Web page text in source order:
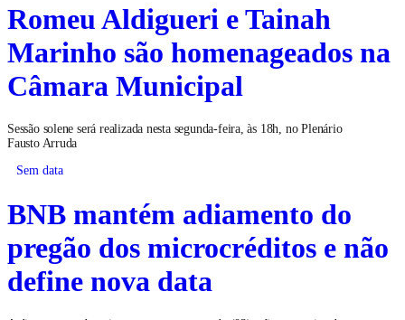
Romeu Aldigueri e Tainah
Marinho são homenageados na
Câmara Municipal
Sessão solene será realizada nesta segunda-feira, às 18h, no Plenário
Fausto Arruda
Sem data
BNB mantém adiamento do
pregão dos microcréditos e não
define nova data